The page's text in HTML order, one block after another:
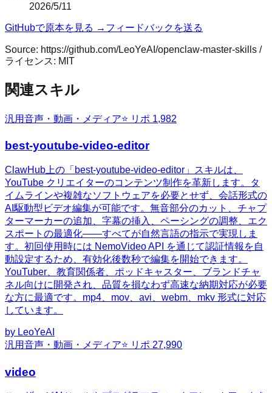
2026/5/11
GitHubで原本を見る → フィードバックを送る
Source: https://github.com/LeoYeAI/openclaw-master-skills /
ライセンス: MIT
関連スキル
汎用音声・動画・メディア⭐ リポ 1,982
best-youtube-video-editor
ClawHub上の「best-youtube-video-editor」スキルは、
YouTube クリエイターのコンテンツ制作を革新します。タ
イムラインや複雑なソフトウェアを必要とせず、会話形式の
AI駆動型ビデオ編集が可能です。無音部分のカット、チャプ
ターマーカーの追加、字幕の挿入、ペーシングの調整、エク
スポートの最適化——すべてが自然言語の指示で実現しま
す。初回使用時には NemoVideo API を通じて認証情報を自
動設定するため、有効化後数秒で編集を開始できます。
YouTuber、教育関係者、ポッドキャスター、ブランドチャ
ネル向けに開発され、品質を損なわず高速な納期対応が必要
な方に最適です。mp4、mov、avi、webm、mkv 形式に対応
しています。
by LeoYeAI
汎用音声・動画・メディア⭐ リポ 27,990
video